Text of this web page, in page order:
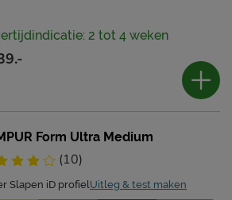
2 tot 4 weken
Form Ultra Medium
(10)
Slapen iD profielUitleg & test maken